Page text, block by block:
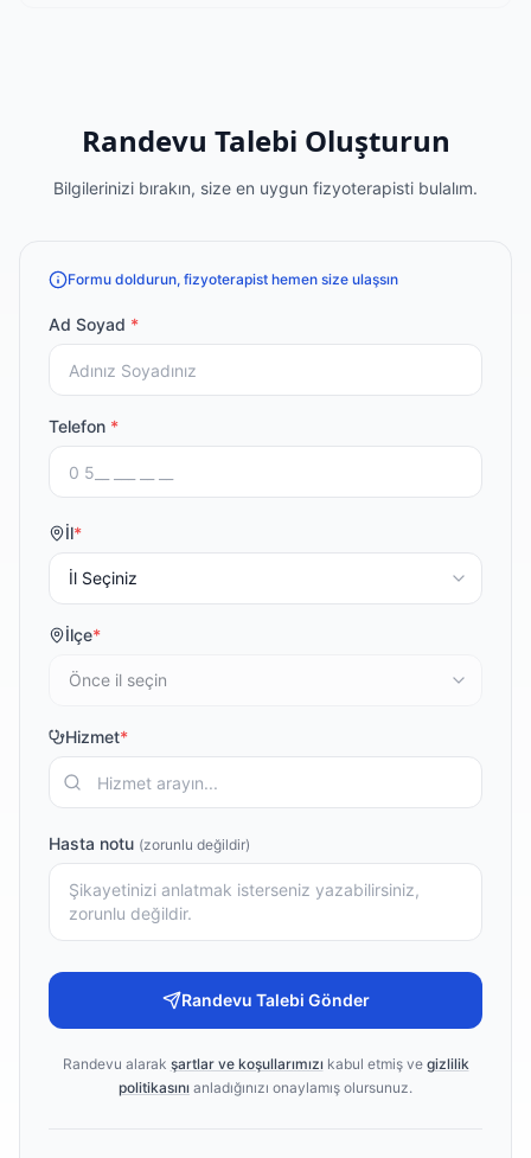
Randevu Talebi Oluşturun
Bilgilerinizi bırakın, size en uygun fizyoterapisti bulalım.
Formu doldurun, fizyoterapist hemen size ulaşsın
Ad Soyad *
Telefon *
İl*
İlçe*
Hizmet*
Hasta notu (zorunlu değildir)
Randevu Talebi Gönder
Randevu alarak şartlar ve koşullarımızı kabul etmiş ve gizlilik
politikasını anladığınızı onaylamış olursunuz.